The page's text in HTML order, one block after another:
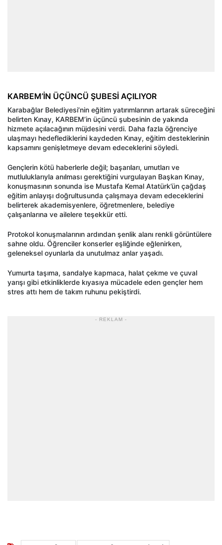
KARBEM’İN ÜÇÜNCÜ ŞUBESİ AÇILIYOR
Karabağlar Belediyesi’nin eğitim yatırımlarının artarak süreceğini
belirten Kınay, KARBEM’in üçüncü şubesinin de yakında
hizmete açılacağının müjdesini verdi. Daha fazla öğrenciye
ulaşmayı hedeflediklerini kaydeden Kınay, eğitim desteklerinin
kapsamını genişletmeye devam edeceklerini söyledi.
Gençlerin kötü haberlerle değil; başarıları, umutları ve
mutluluklarıyla anılması gerektiğini vurgulayan Başkan Kınay,
konuşmasının sonunda ise Mustafa Kemal Atatürk’ün çağdaş
eğitim anlayışı doğrultusunda çalışmaya devam edeceklerini
belirterek akademisyenlere, öğretmenlere, belediye
çalışanlarına ve ailelere teşekkür etti.
Protokol konuşmalarının ardından şenlik alanı renkli görüntülere
sahne oldu. Öğrenciler konserler eşliğinde eğlenirken,
geleneksel oyunlarla da unutulmaz anlar yaşadı.
Yumurta taşıma, sandalye kapmaca, halat çekme ve çuval
yarışı gibi etkinliklerde kıyasıya mücadele eden gençler hem
stres attı hem de takım ruhunu pekiştirdi.
- REKLAM -